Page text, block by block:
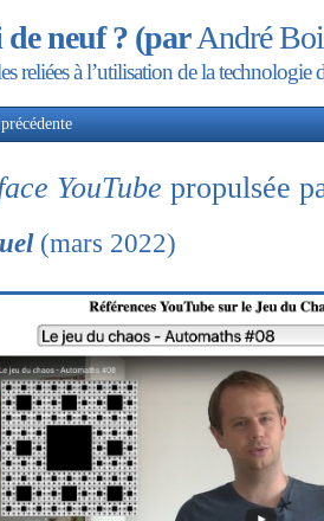
neuf ? (parAndré
reliées à l’utilisation de la technologie
précédente
YouTube propulsée
(mars 2022)